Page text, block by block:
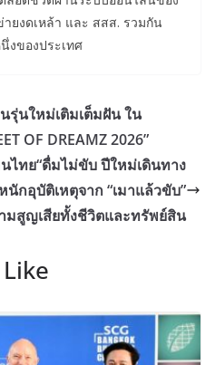
ยงดเหล้า และ สสส. รวมกัน
งของประเทศ
รุ่นใหม่เติมเต็มฝัน ใน
OF DREAMZ 2026”
ทย“ดื่มไม่ขับ ปีใหม่เดินทาง
กอุบัติเหตุจาก “เมาแล้วขับ”
มสูญเสียทั้งชีวิตและทรัพย์สิน